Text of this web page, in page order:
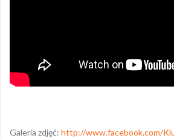
Galeria zdjęć: http://www.facebook.com/